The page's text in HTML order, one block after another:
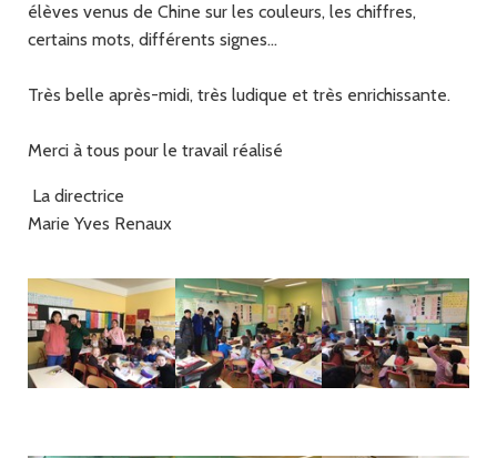
élèves venus de Chine sur les couleurs, les chiffres,
certains mots, différents signes...
Très belle après-midi, très ludique et très enrichissante.
Merci à tous pour le travail réalisé
La directrice
Marie Yves Renaux